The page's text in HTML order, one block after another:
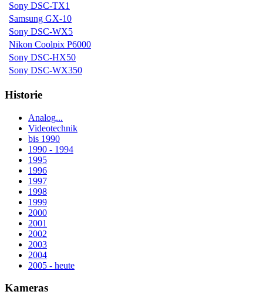
Sony DSC-TX1
Samsung GX-10
Sony DSC-WX5
Nikon Coolpix P6000
Sony DSC-HX50
Sony DSC-WX350
Historie
Analog...
Videotechnik
bis 1990
1990 - 1994
1995
1996
1997
1998
1999
2000
2001
2002
2003
2004
2005 - heute
Kameras